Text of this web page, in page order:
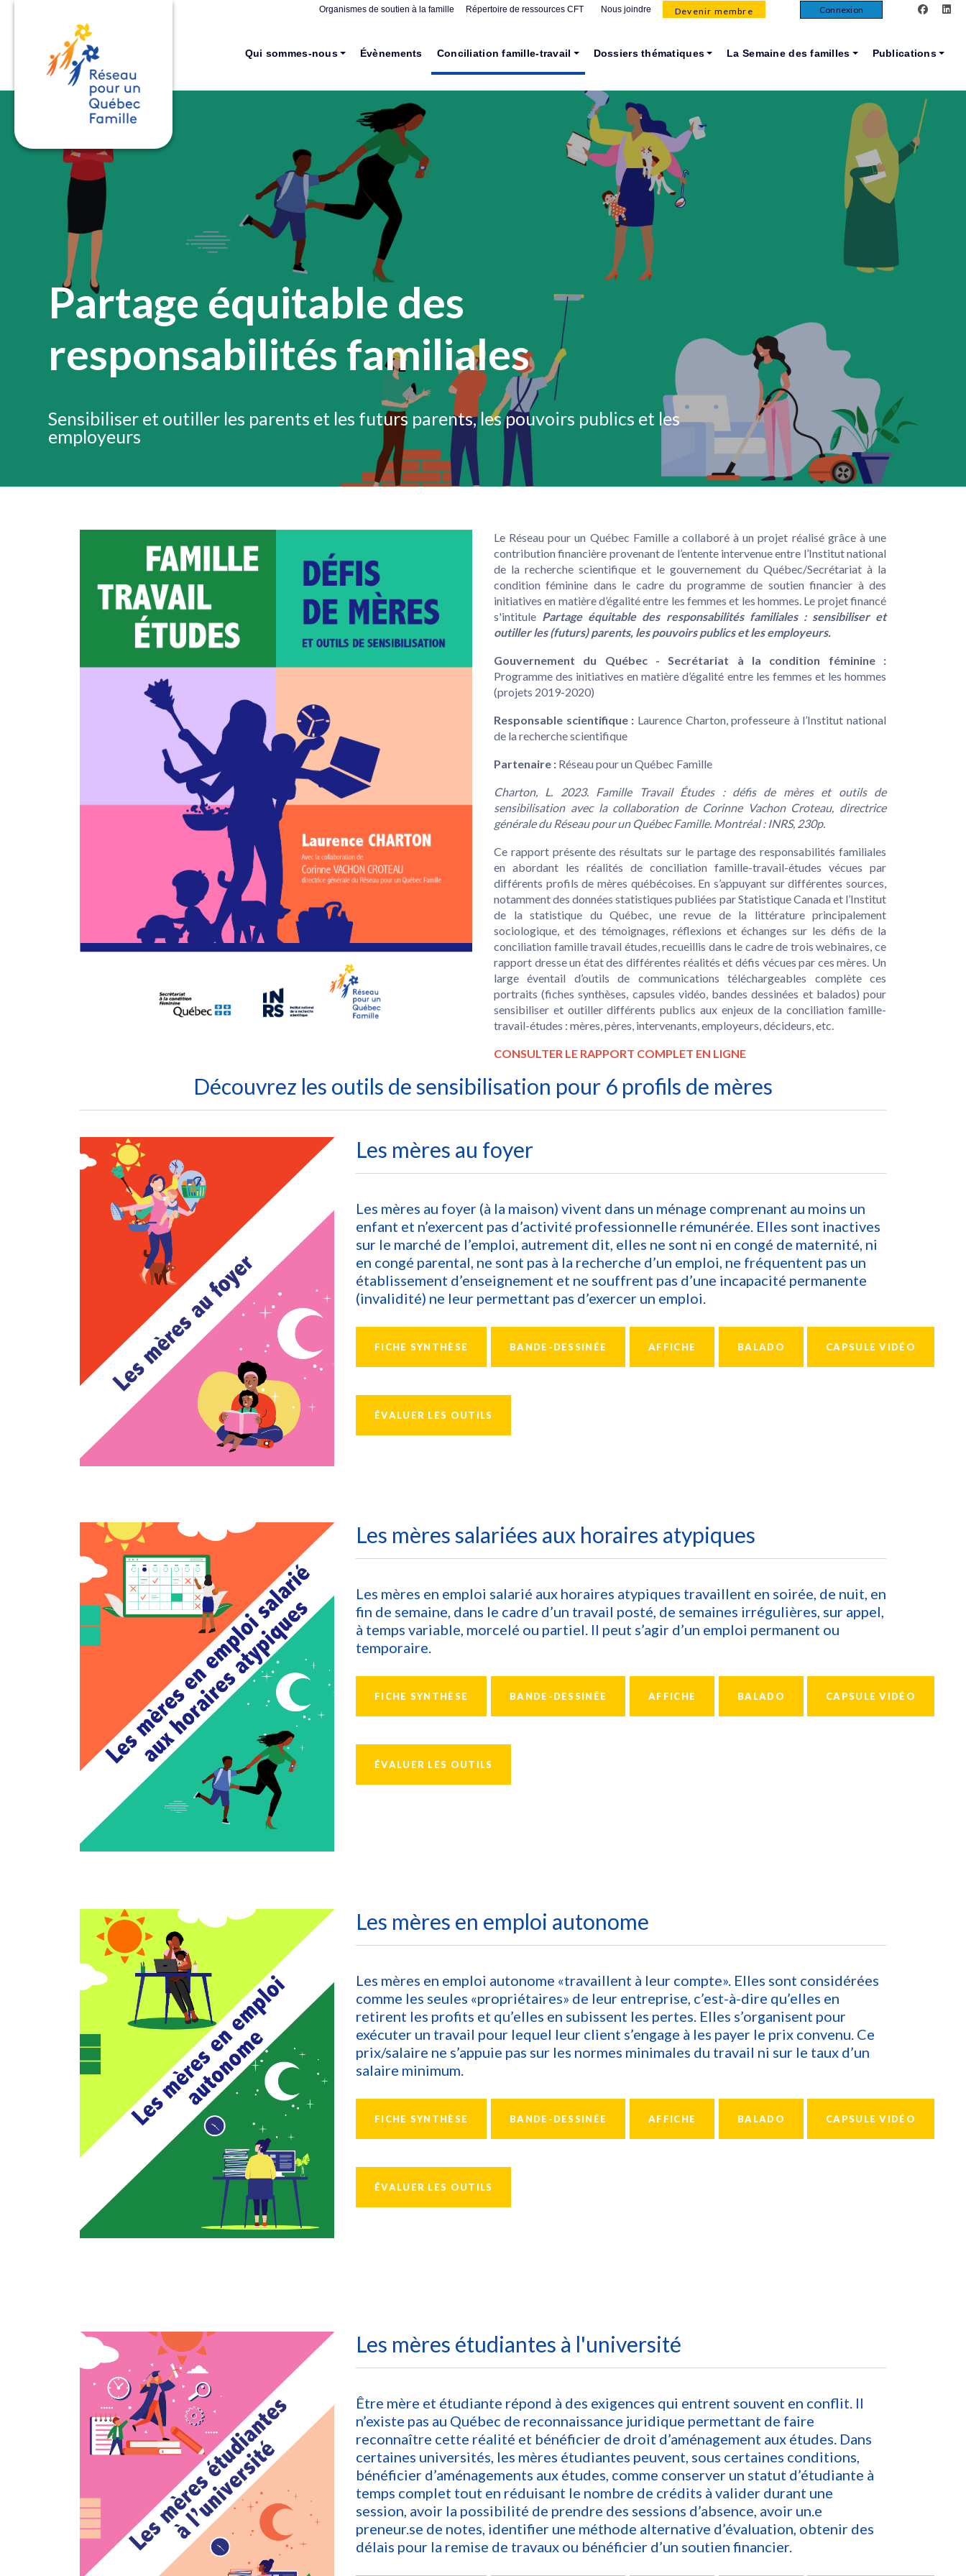
Organismes de soutien à la famille Répertoire de ressources CFT Nous joindre Devenir membre Connexion facebook
Qui sommes-nous Évènements Conciliation famille-travail Dossiers thématiques La Semaine des familles Publications
Partage équitable des
responsabilités familiales
Sensibiliser et outiller les parents et les futurs parents, les pouvoirs publics et les
employeurs
Le Réseau pour un Québec Famille a collaboré à un projet réalisé grâce à une
contribution financière provenant de l’entente intervenue entre l’Institut national
de la recherche scientifique et le gouvernement du Québec/Secrétariat à la
condition féminine dans le cadre du programme de soutien financier à des
initiatives en matière d’égalité entre les femmes et les hommes. Le projet financé
s'intitule Partage équitable des responsabilités familiales : sensibiliser et
outiller les (futurs) parents, les pouvoirs publics et les employeurs.
Gouvernement du Québec - Secrétariat à la condition féminine :
Programme des initiatives en matière d’égalité entre les femmes et les hommes
(projets 2019-2020)
Responsable scientifique : Laurence Charton, professeure à l’Institut national
de la recherche scientifique
Partenaire : Réseau pour un Québec Famille
Charton, L. 2023. Famille Travail Études : défis de mères et outils de
sensibilisation avec la collaboration de Corinne Vachon Croteau, directrice
générale du Réseau pour un Québec Famille. Montréal : INRS, 230p.
Ce rapport présente des résultats sur le partage des responsabilités familiales
en abordant les réalités de conciliation famille-travail-études vécues par
différents profils de mères québécoises. En s’appuyant sur différentes sources,
notamment des données statistiques publiées par Statistique Canada et l’Institut
de la statistique du Québec, une revue de la littérature principalement
sociologique, et des témoignages, réflexions et échanges sur les défis de la
conciliation famille travail études, recueillis dans le cadre de trois webinaires, ce
rapport dresse un état des différentes réalités et défis vécues par ces mères. Un
large éventail d’outils de communications téléchargeables complète ces
portraits (fiches synthèses, capsules vidéo, bandes dessinées et balados) pour
sensibiliser et outiller différents publics aux enjeux de la conciliation famille-
travail-études : mères, pères, intervenants, employeurs, décideurs, etc.
CONSULTER LE RAPPORT COMPLET EN LIGNE
Découvrez les outils de sensibilisation pour 6 profils de mères
Les mères au foyer
Les mères au foyer (à la maison) vivent dans un ménage comprenant au moins un
enfant et n’exercent pas d’activité professionnelle rémunérée. Elles sont inactives
sur le marché de l’emploi, autrement dit, elles ne sont ni en congé de maternité, ni
en congé parental, ne sont pas à la recherche d’un emploi, ne fréquentent pas un
établissement d’enseignement et ne souffrent pas d’une incapacité permanente
(invalidité) ne leur permettant pas d’exercer un emploi.
FICHE SYNTHÈSE BANDE-DESSINÉE AFFICHE BALADO CAPSULE VIDÉO
ÉVALUER LES OUTILS
Les mères salariées aux horaires atypiques
Les mères en emploi salarié aux horaires atypiques travaillent en soirée, de nuit, en
fin de semaine, dans le cadre d’un travail posté, de semaines irrégulières, sur appel,
à temps variable, morcelé ou partiel. Il peut s’agir d’un emploi permanent ou
temporaire.
FICHE SYNTHÈSE BANDE-DESSINÉE AFFICHE BALADO CAPSULE VIDÉO
ÉVALUER LES OUTILS
Les mères en emploi autonome
Les mères en emploi autonome «travaillent à leur compte». Elles sont considérées
comme les seules «propriétaires» de leur entreprise, c’est-à-dire qu’elles en
retirent les profits et qu’elles en subissent les pertes. Elles s’organisent pour
exécuter un travail pour lequel leur client s’engage à les payer le prix convenu. Ce
prix/salaire ne s’appuie pas sur les normes minimales du travail ni sur le taux d’un
salaire minimum.
FICHE SYNTHÈSE BANDE-DESSINÉE AFFICHE BALADO CAPSULE VIDÉO
ÉVALUER LES OUTILS
Les mères étudiantes à l'université
Être mère et étudiante répond à des exigences qui entrent souvent en conflit. Il
n’existe pas au Québec de reconnaissance juridique permettant de faire
reconnaître cette réalité et bénéficier de droit d’aménagement aux études. Dans
certaines universités, les mères étudiantes peuvent, sous certaines conditions,
bénéficier d’aménagements aux études, comme conserver un statut d’étudiante à
temps complet tout en réduisant le nombre de crédits à valider durant une
session, avoir la possibilité de prendre des sessions d’absence, avoir un.e
preneur.se de notes, identifier une méthode alternative d’évaluation, obtenir des
délais pour la remise de travaux ou bénéficier d’un soutien financier.